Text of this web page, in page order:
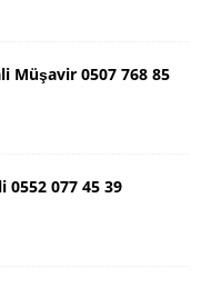
Müşavir 0507 768 85
0552 077 45 39